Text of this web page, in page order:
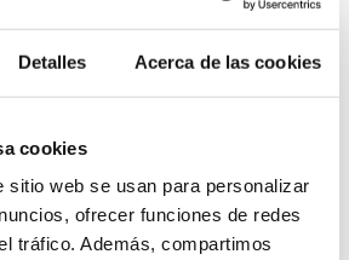
Detalles Acerca de las cookies
cookies
sitio web se usan para personalizar
ofrecer funciones de redes
tráfico. Además, compartimos
a partir de 3850€